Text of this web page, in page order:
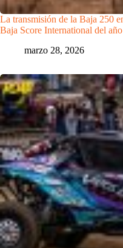
La transmisión de la Baja 250
Baja Score International del año
marzo 28, 2026